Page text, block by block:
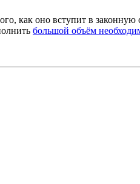
как оно вступит в законную
большой объём